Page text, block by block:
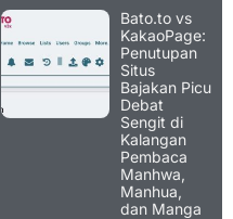
Bato.to vs
KakaoPage:
Penutupan
Situs
Bajakan Picu
Debat
Sengit di
Kalangan
Pembaca
Manhwa,
Manhua,
dan Manga